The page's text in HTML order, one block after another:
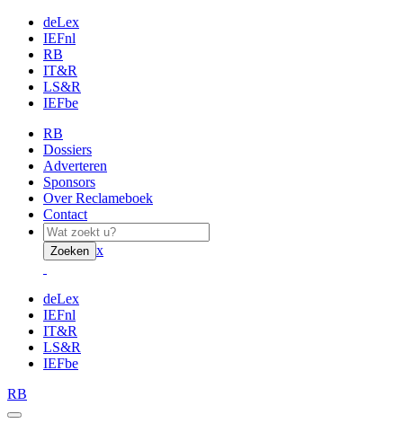
deLex
IEFnl
RB
IT&R
LS&R
IEFbe
RB
Dossiers
Adverteren
Sponsors
Over Reclameboek
Contact
Zoeken x
deLex
IEFnl
IT&R
LS&R
IEFbe
RB